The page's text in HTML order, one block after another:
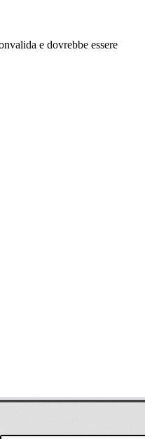
e dovrebbe essere